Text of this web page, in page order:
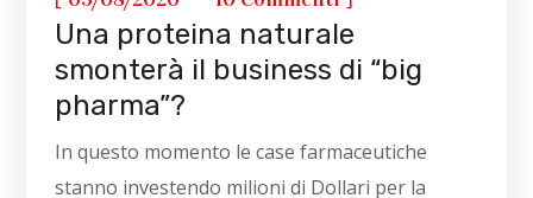
Una proteina naturale
smonterà il business di “big
pharma”?
In questo momento le case farmaceutiche
stanno investendo milioni di Dollari per la